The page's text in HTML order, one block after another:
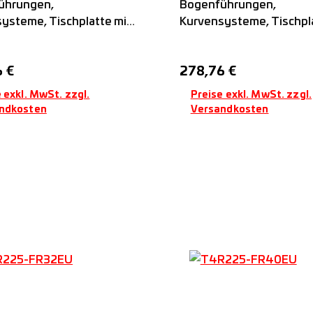
Tischplatte mit
passend auf
Führungsschienen,
Preis:
€
exkl. MwSt. zzgl.
Bogenführungen,
Kurvensysteme,
Rollenabstand, passend
FSR..M-
Nadella
Regulärer Preis:
278,76 €
Preise exkl. MwSt. zzgl.
Versandkosten